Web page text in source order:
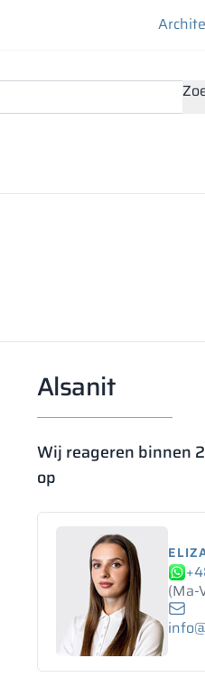
Alsanit
Wij reageren binnen
op
(Ma-